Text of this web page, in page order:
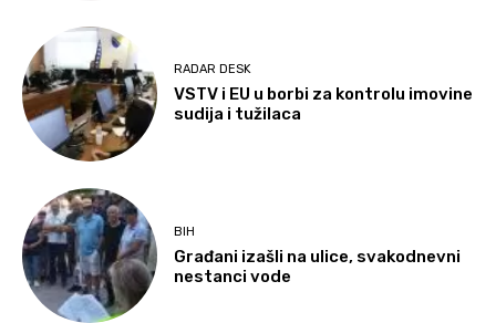
RADAR DESK
VSTV i EU u borbi za kontrolu imovine
sudija i tužilaca
BIH
Građani izašli na ulice, svakodnevni
nestanci vode